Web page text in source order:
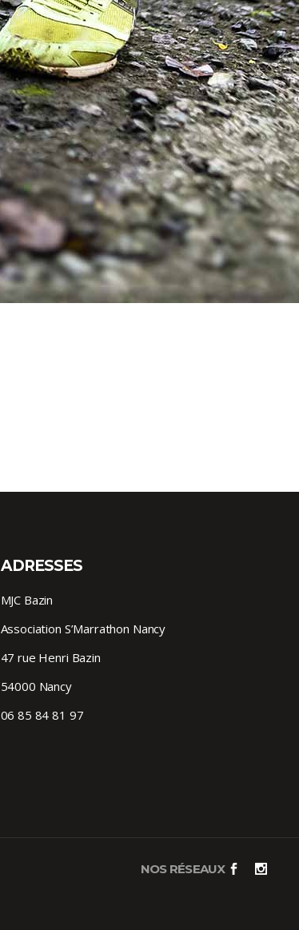
ADRESSES
MJC Bazin
Association S’Marrathon Nancy
47 rue Henri Bazin
54000 Nancy
06 85 84 81 97
NOS RÉSEAUX